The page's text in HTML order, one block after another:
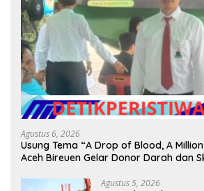
Agustus 6, 2026
Usung Tema “A Drop of Blood, A
Aceh Bireuen Gelar Donor Darah dan
Agustus 5, 2026